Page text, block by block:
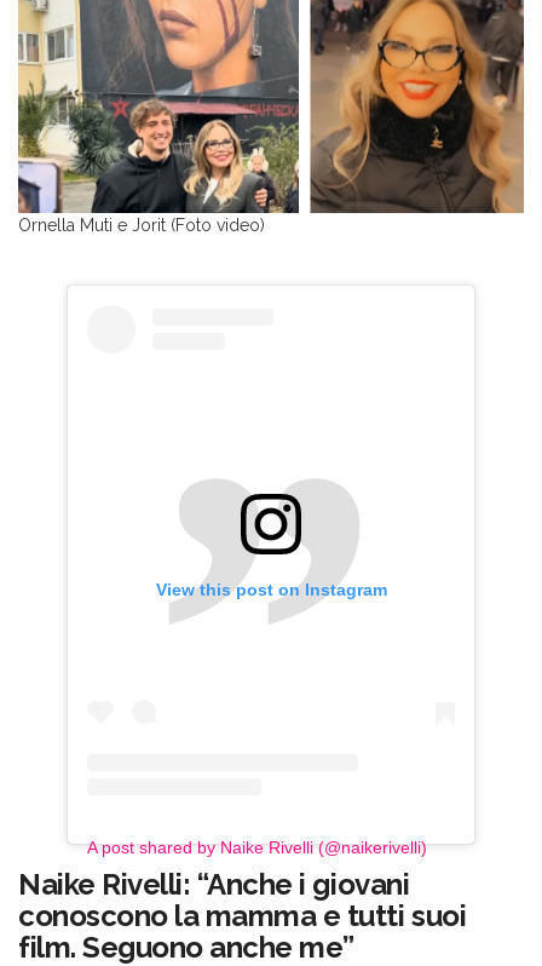
Ornella Muti e Jorit (Foto video)
View this post on Instagram
A post shared by Naike Rivelli (@naikerivelli)
Naike Rivelli: “Anche i giovani
conoscono la mamma e tutti suoi
film. Seguono anche me”